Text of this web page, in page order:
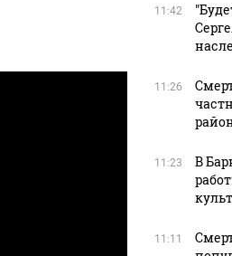
11:42
11:26
11:23
В
11:11